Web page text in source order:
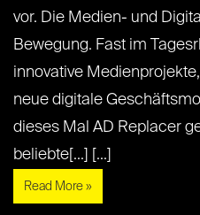
vor. Die Medien- und
Bewegung. Fast im
innovative
neue digitale
dieses Mal AD Replacer
beliebte[...] [...]
Read More »